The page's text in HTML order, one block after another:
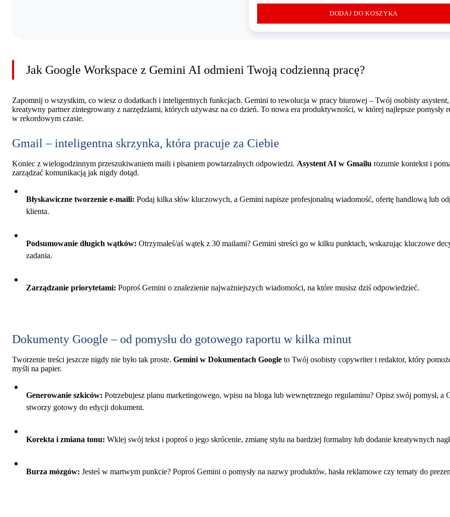
DODAJ DO KOSZYKA
Jak Google Workspace z Gemini AI odmieni Twoją codzienną pracę?
Zapomnij o wszystkim, co wiesz o dodatkach i inteligentnych funkcjach. Gemini to rewolucja w pracy biurowej – Twój osobisty
kreatywny partner zintegrowany z narzędziami, których używasz na co dzień. To nowa era produktywności, w której najlepsze pomysły
w rekordowym czasie.
Gmail – inteligentna skrzynka, która pracuje za Ciebie
Koniec z wielogodzinnym przeszukiwaniem maili i pisaniem powtarzalnych odpowiedzi. Asystent AI w Gmailu rozumie kontekst i
zarządzać komunikacją jak nigdy dotąd.
Błyskawiczne tworzenie e-maili: Podaj kilka słów kluczowych, a Gemini napisze profesjonalną wiadomość, ofertę handlową lub
klienta.
Podsumowanie długich wątków: Otrzymałeś/aś wątek z 30 mailami? Gemini streści go w kilku punktach, wskazując kluczowe
zadania.
Zarządzanie priorytetami: Poproś Gemini o znalezienie najważniejszych wiadomości, na które musisz dziś odpowiedzieć.
Dokumenty Google – od pomysłu do gotowego raportu w kilka minut
Tworzenie treści jeszcze nigdy nie było tak proste. Gemini w Dokumentach Google to Twój osobisty copywriter i redaktor, który
myśli na papier.
Generowanie szkiców: Potrzebujesz planu marketingowego, wpisu na bloga lub wewnętrznego regulaminu? Opisz swój pomysł, a
stworzy gotowy do edycji dokument.
Korekta i zmiana tonu: Wklej swój tekst i poproś o jego skrócenie, zmianę stylu na bardziej formalny lub dodanie kreatywnych
Burza mózgów: Jesteś w martwym punkcie? Poproś Gemini o pomysły na nazwy produktów, hasła reklamowe czy tematy do